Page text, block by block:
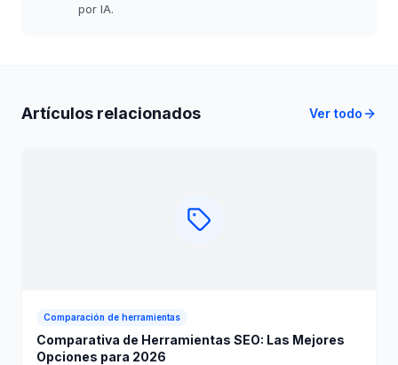
por IA.
Artículos relacionados Ver todo
Comparación de herramientas
Comparativa de Herramientas SEO: Las Mejores
Opciones para 2026